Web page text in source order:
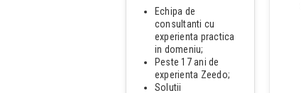
Echipa de
consultanti cu
experienta practica
in domeniu;
Peste 17 ani de
experienta Zeedo;
Solutii